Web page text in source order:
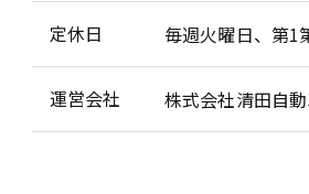
定休日 毎週火曜日、第1
運営会社 株式会社清田自